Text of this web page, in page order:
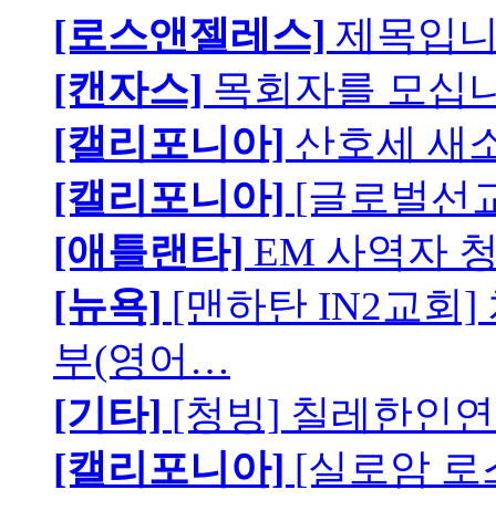
[로스앤젤레스] 제목입
[캔자스] 목회자를 모십
[캘리포니아] 산호세 새
[캘리포니아] [글로벌선
[애틀랜타] EM 사역자
[뉴욕] [맨하탄 IN2교회]
부(영어…
[기타] [청빙] 칠레한인
[캘리포니아] [실로암 로